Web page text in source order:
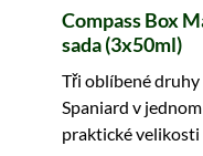
Compass Box
sada (3x50ml)
Tři oblíbené druhy
Spaniard v
praktické